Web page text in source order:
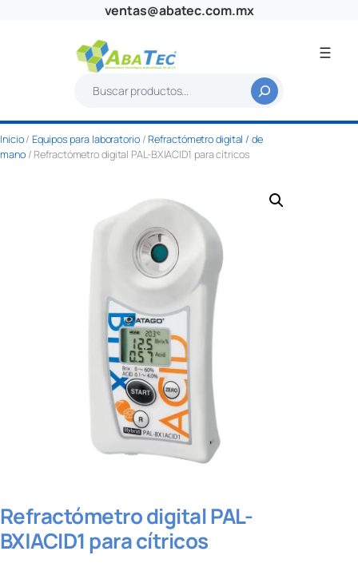
ventas@abatec.com.mx
s
c
a
Inicio/Equipos para laboratorio/Refractómetro digital / de
mano/ Refractómetro digital PAL-BX|ACID1 para cítricos
Refractómetro digital PAL-
BX|ACID1 para cítricos